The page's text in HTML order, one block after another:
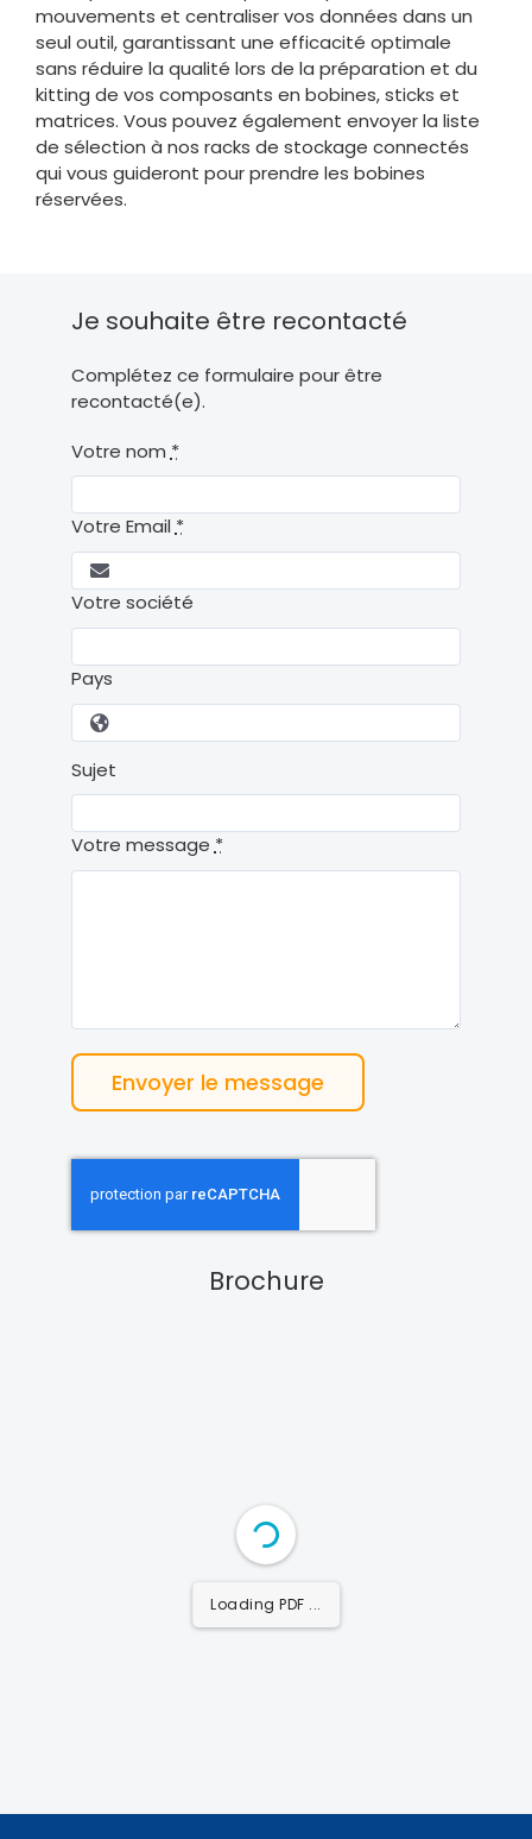
mouvements et centraliser vos données dans un
seul outil, garantissant une efficacité optimale
sans réduire la qualité lors de la préparation et du
kitting de vos composants en bobines, sticks et
matrices. Vous pouvez également envoyer la liste
de sélection à nos racks de stockage connectés
qui vous guideront pour prendre les bobines
réservées.
Je souhaite être recontacté
Complétez ce formulaire pour être
recontacté(e).
Votre nom *
Votre Email*
Votre société
Pays
Sujet
Votre message*
Envoyer le message
Brochure
Loading PDF 17% ...